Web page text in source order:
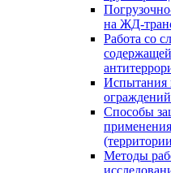
на ЖД-
Работа со
Испытания
Способы
Методы